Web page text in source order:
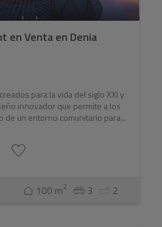
en Venta en Denia
para la vida del siglo XXI y
innovador que permite a los
un entorno comunitario para...
100 m2 3 2